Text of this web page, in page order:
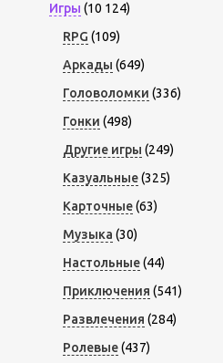
Игры (10 124)
RPG (109)
Аркады (649)
Головоломки (336)
Гонки (498)
Другие игры (249)
Казуальные(325)
Карточные(63)
Музыка (30)
Настольные(44)
Приключения (541)
Развлечения (284)
Ролевые(437)